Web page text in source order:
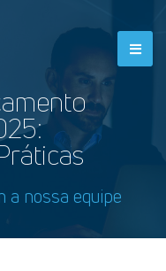
a nossa equipe